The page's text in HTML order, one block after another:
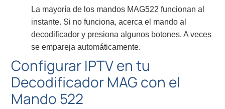
La mayoría de los mandos MAG522 funcionan al
instante. Si no funciona, acerca el mando al
decodificador y presiona algunos botones. A veces
se empareja automáticamente.
Configurar IPTV en tu
Decodificador MAG con el
Mando 522